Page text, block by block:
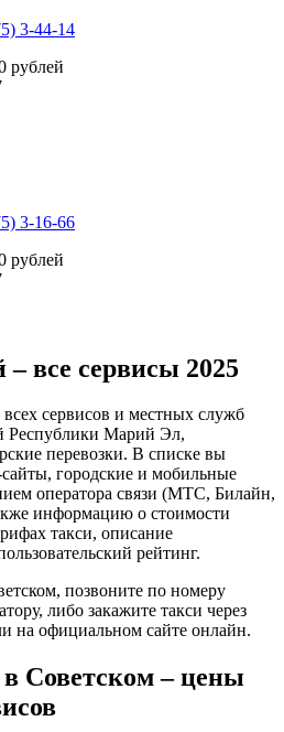
3-44-14
рублей
3-16-66
рублей
все сервисы 2025
сервисов и местных служб
Республики Марий Эл,
перевозки. В списке вы
городские и мобильные
оператора связи (МТС, Билайн,
информацию о стоимости
такси, описание
рейтинг.
позвоните по номеру
либо закажите такси через
на официальном сайте онлайн.
в Советском – цены